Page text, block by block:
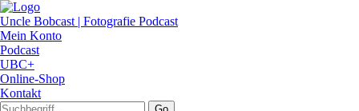
Uncle Bobcast | Fotografie Podcast
Mein Konto
Podcast
UBC+
Online-Shop
Kontakt